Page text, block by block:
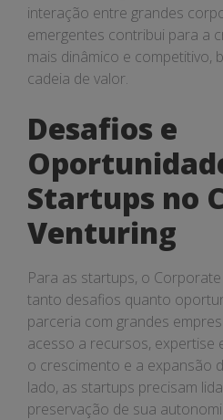
interação entre grandes
emergentes contribui para a
mais dinâmico e competitivo,
cadeia de valor.
Desafios e
Startups no
Venturing
Para as startups, o
tanto desafios quanto
parceria com grandes
acesso a recursos, expertise
o crescimento e a expansão
lado, as startups precisam
preservação de sua